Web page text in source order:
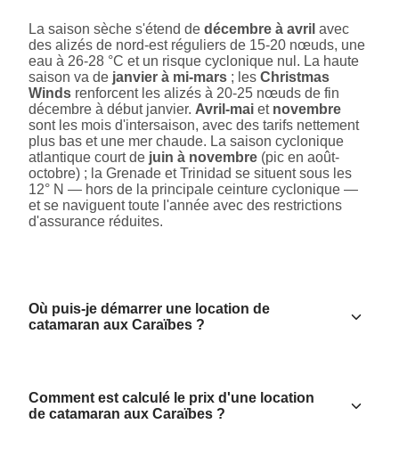
La saison sèche s'étend de décembre à avril avec
des alizés de nord-est réguliers de 15-20 nœuds, une
eau à 26-28 °C et un risque cyclonique nul. La haute
saison va de janvier à mi-mars ; les Christmas
Winds renforcent les alizés à 20-25 nœuds de fin
décembre à début janvier. Avril-mai et novembre
sont les mois d'intersaison, avec des tarifs nettement
plus bas et une mer chaude. La saison cyclonique
atlantique court de juin à novembre (pic en août-
octobre) ; la Grenade et Trinidad se situent sous les
12° N — hors de la principale ceinture cyclonique —
et se naviguent toute l'année avec des restrictions
d'assurance réduites.
Où puis-je démarrer une location de
catamaran aux Caraïbes ?
Comment est calculé le prix d'une location
de catamaran aux Caraïbes ?